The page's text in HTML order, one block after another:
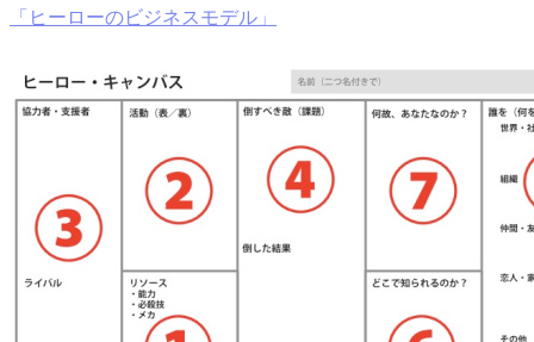
「ヒーローのビジネスモデル」